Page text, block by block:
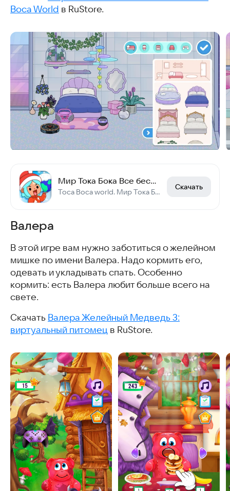
Boca World в RuStore.
Мир Тока Бока Все бесплатно - Toca Boca World
Toca Boca world. Мир Тока Бока — создавайте свою историю!
Скачать
Валера
В этой игре вам нужно заботиться о желейном
мишке по имени Валера. Надо кормить его,
одевать и укладывать спать. Особенно
кормить: есть Валера любит больше всего на
свете.
Скачать Валера Желейный Медведь 3:
виртуальный питомец в RuStore.